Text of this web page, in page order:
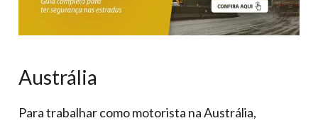
Austrália
Para trabalhar como motorista na Austrália,